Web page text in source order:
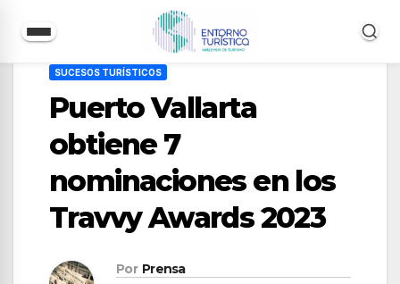
contenido
SUCESOS TURÍSTICOS
Puerto Vallarta
obtiene 7
nominaciones en los
Travvy Awards 2023
Por Prensa